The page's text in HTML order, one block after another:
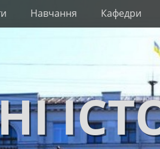
Навчання Кафедри